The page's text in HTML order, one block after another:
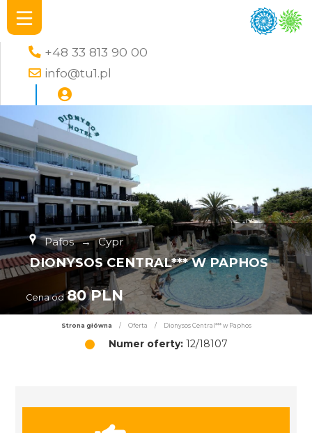
+48 33 813 90 00
info@tu1.pl
Pafos → Cypr
DIONYSOS CENTRAL*** W PAPHOS
Cena od 80 PLN
Strona główna / Oferta / Dionysos Central*** w Paphos
Numer oferty:12/18107